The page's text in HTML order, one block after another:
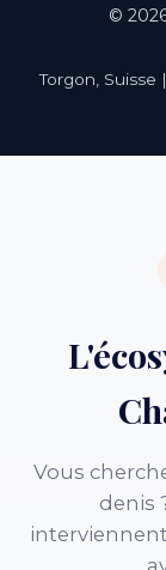
©
Torgon,
Vous
denis